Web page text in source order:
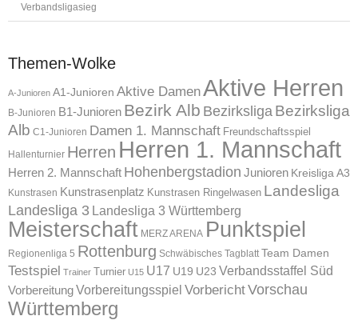
Verbandsligasieg
Themen-Wolke
A-Junioren A1-Junioren Aktive DamenAktive Herren
B-Junioren B1-Junioren Bezirk Alb Bezirksliga Bezirksliga
Alb C1-Junioren Damen 1. Mannschaft Freundschaftsspiel
Hallenturnier Herren Herren 1. Mannschaft
Herren 2. Mannschaft Hohenbergstadion Junioren Kreisliga A3
Kunstrasen Kunstrasenplatz Kunstrasen Ringelwasen Landesliga
Landesliga 3 Landesliga 3 Württemberg
Meisterschaft MERZ ARENA Punktspiel
Regionenliga 5 Rottenburg Schwäbisches Tagblatt Team Damen
Testspiel Trainer Turnier U15 U17 U19 U23 Verbandsstaffel Süd
VorbereitungVorbereitungsspiel VorberichtVorschau
Württemberg